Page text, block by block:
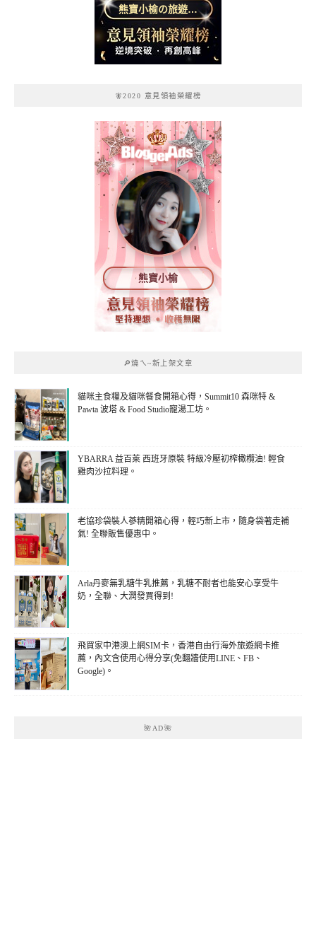
熊寶小榆の旅遊日
記
🧚2020 意見領袖榮耀榜
熊寶小榆
🔎燒ㄟ~新上架文章
貓咪主食糧及貓咪餐食開箱心得，Summit10 森咪特 &
Pawta 波塔 & Food Studio寵湯工坊。
YBARRA 益百萊 西班牙原裝 特級冷壓初榨橄欖油! 輕食
雞肉沙拉料理。
老協珍袋裝人蔘精開箱心得，輕巧新上市，隨身袋著走補
氣! 全聯販售優惠中。
Arla丹麥無乳糖牛乳推薦，乳糖不耐者也能安心享受牛
奶，全聯、大潤發買得到!
飛買家中港澳上網SIM卡，香港自由行海外旅遊網卡推
薦，內文含使用心得分享(免翻牆使用LINE、FB、
Google)。
🌺AD🌺